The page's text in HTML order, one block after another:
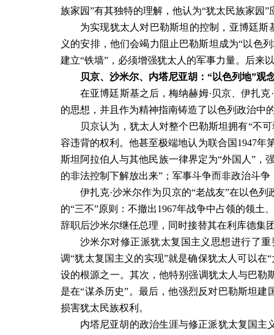
族家园”有其独特的理解，他认为“犹太民族家园
为实现犹太人对巴勒斯坦的控制，亚博廷斯
义的安排，他们会竭力阻止巴勒斯坦成为“以色
建立“铁墙”，必须增强犹太人的军事力量。后来
贝京、沙米尔、内塔尼亚胡：“以色列地”观
在亚博廷斯基之后，梅纳赫姆·贝京、伊扎
的思想，并且作为精神指南铸造了以色列政治
贝京认为，犹太人对整个巴勒斯坦拥有“不
容违背的权利。他甚至极端地认为联合国1947年
斯坦阿拉伯人与其他民族一律界定为“外国人”，
的非法控制下解放出来”；军事斗争而非政治斗
伊扎克·沙米尔作为贝京的“老战友”在以色
的“三不”原则：不撤出1967年战争中占领的领土
辞职后沙米尔继任总理，同时接替其在利库德集
沙米尔对修正派犹太复国主义思想进行了
调“犹太复国主义的实现”就是确保犹太人可以
设的根源之一。其次，他特别强调犹太人与巴
是在“谋杀历史”。最后，他强烈反对巴勒斯坦
损害犹太民族权利。
内塔尼亚胡的政治生涯与修正派犹太复国主